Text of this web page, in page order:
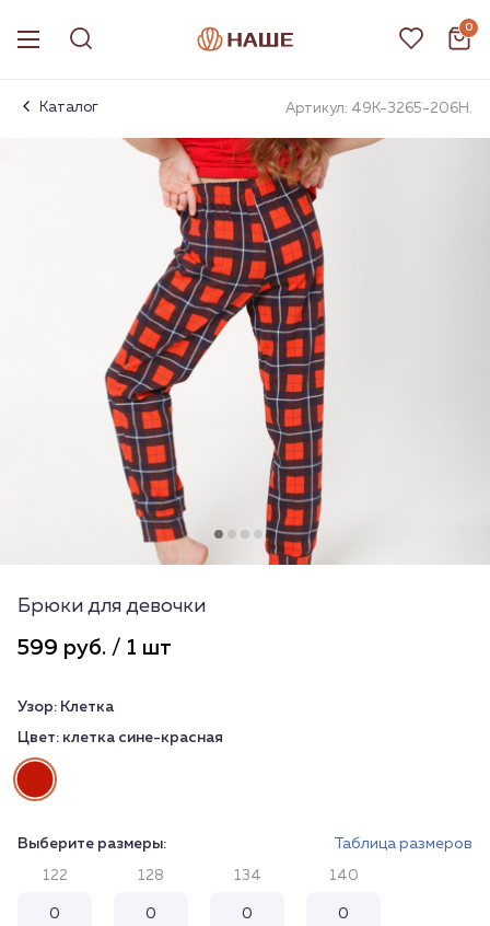
0
Каталог Артикул: 49К-3265-206Н.
Брюки для девочки
599 руб. / 1 шт
Узор: Клетка
Цвет: клетка сине-красная
Выберите размеры: Таблица размеров
122 128 134 140